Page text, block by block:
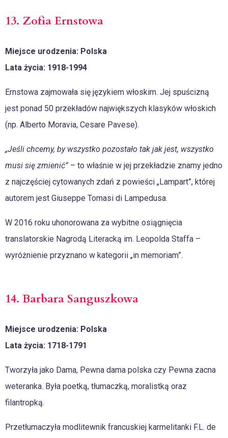
13. Zofia Ernstowa
Miejsce urodzenia: Polska
Lata życia: 1918-1994
Ernstowa zajmowała się językiem włoskim. Jej spuścizną
jest ponad 50 przekładów największych klasyków włoskich
(np. Alberto Moravia, Cesare Pavese).
„Jeśli chcemy, by wszystko pozostało tak jak jest, wszystko
musi się zmienić” – to właśnie w jej przekładzie znamy jedno
z najczęściej cytowanych zdań z powieści „Lampart”, której
autorem jest Giuseppe Tomasi di Lampedusa.
W 2016 roku uhonorowana za wybitne osiągnięcia
translatorskie Nagrodą Literacką im. Leopolda Staffa –
wyróżnienie przyznano w kategorii „in memoriam”.
14. Barbara Sanguszkowa
Miejsce urodzenia: Polska
Lata życia: 1718-1791
Tworzyła jako Dama, Pewna dama polska czy Pewna zacna
weteranka. Była poetką, tłumaczką, moralistką oraz
filantropką.
Przetłumaczyła modlitewnik francuskiej karmelitanki F.L. de